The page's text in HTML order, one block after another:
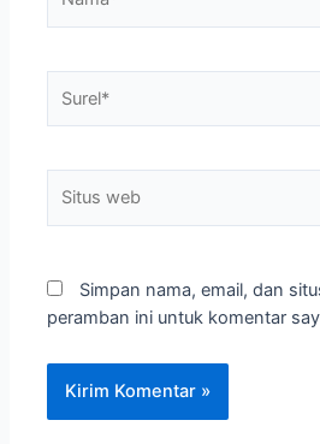
web
Simpan nama, email, dan
peramban ini untuk komentar